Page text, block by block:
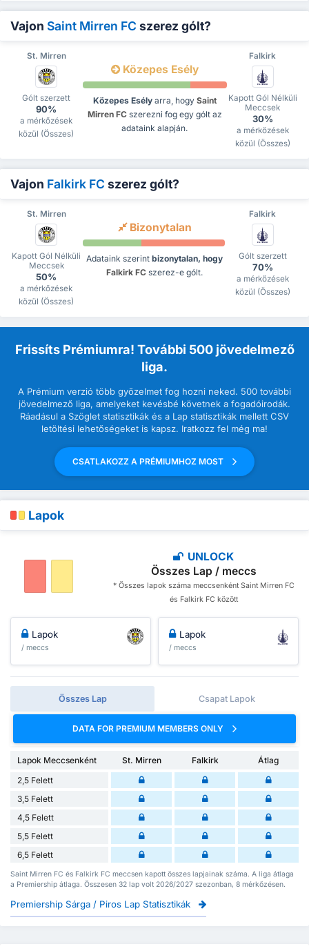
Vajon Saint Mirren FC szerez gólt?
St. Mirren Falkirk
Gólt szerzett
90%
a mérkőzések
közül (Összes)
Közepes Esély
Közepes Esélyarra, hogy Saint
Mirren FCszerezni fog egy gólt az
adataink alapján.
Kapott Gól Nélküli
Meccsek
30%
a mérkőzések
közül (Összes)
Vajon Falkirk FC szerez gólt?
St. Mirren Falkirk
Kapott Gól Nélküli
Meccsek
50%
a mérkőzések
közül (Összes)
Bizonytalan
Adataink szerint bizonytalan, hogy
Falkirk FC szerez-e gólt.
Gólt szerzett
70%
a mérkőzések
közül (Összes)
Frissíts Prémiumra! További 500 jövedelmező
liga.
A Prémium verzió több győzelmet fog hozni neked. 500 további
jövedelmező liga, amelyeket kevésbé követnek a fogadóirodák.
Ráadásul a Szöglet statisztikák és a Lap statisztikák mellett CSV
letöltési lehetőségeket is kapsz. Iratkozz fel még ma!
CSATLAKOZZ A PRÉMIUMHOZ MOST
Lapok
UNLOCK
Összes Lap / meccs
* Összes lapok száma meccsenként Saint Mirren FC
és Falkirk FC között
Lapok
/ meccs
Lapok
/ meccs
Összes Lap Csapat Lapok
DATA FOR PREMIUM MEMBERS ONLY
Lapok Meccsenként St. Mirren Falkirk
Átlag
2,5 Felett
3,5 Felett
4,5 Felett
5,5 Felett
6,5 Felett
Saint Mirren FC és Falkirk FC meccsen kapott összes lapjainak száma. A liga átlaga
a Premiership átlaga. Összesen 32 lap volt 2026/2027 szezonban, 8 mérkőzésen.
Premiership Sárga / Piros Lap Statisztikák